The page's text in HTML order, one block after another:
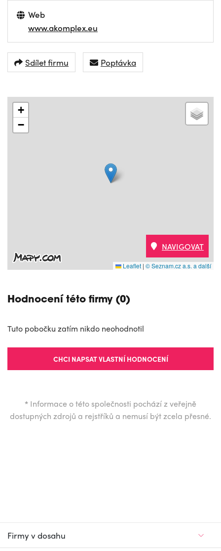
Web
www.akomplex.eu
Sdílet firmu Poptávka
+
−
Leaflet | © Seznam.cz a.s. a další
NAVIGOVAT
Hodnocení této firmy (0)
Tuto pobočku zatím nikdo neohodnotil
CHCI NAPSAT VLASTNÍ HODNOCENÍ
* Informace o této společnosti pochází z veřejně
dostupných zdrojů a rejstříků a nemusí být zcela přesné.
Firmy v dosahu